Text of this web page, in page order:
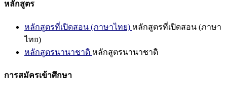
หลักสูตร
หลักสูตรที่เปิดสอน (ภาษาไทย) หลักสูตรที่เปิดสอน (ภาษา
ไทย)
หลักสูตรนานาชาติ หลักสูตรนานาชาติ
การสมัครเข้าศึกษา